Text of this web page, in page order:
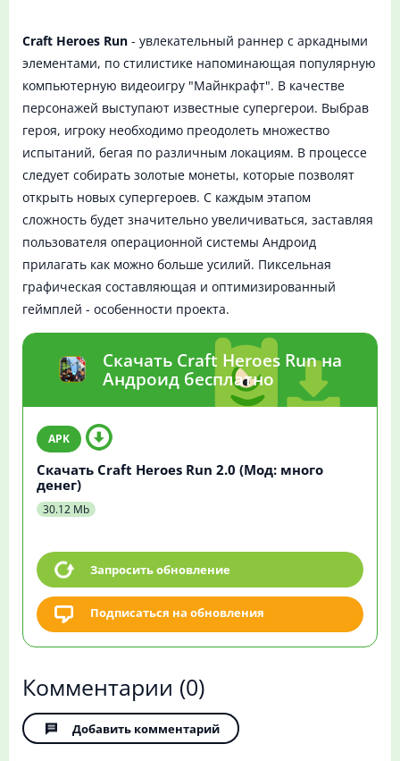
Craft Heroes Run - увлекательный раннер с аркадными
элементами, по стилистике напоминающая популярную
компьютерную видеоигру "Майнкрафт". В качестве
персонажей выступают известные супергерои. Выбрав
героя, игроку необходимо преодолеть множество
испытаний, бегая по различным локациям. В процессе
следует собирать золотые монеты, которые позволят
открыть новых супергероев. С каждым этапом
сложность будет значительно увеличиваться, заставляя
пользователя операционной системы Андроид
прилагать как можно больше усилий. Пиксельная
графическая составляющая и оптимизированный
геймплей - особенности проекта.
Скачать Craft Heroes Run на
Андроид бесплатно
Скачать Craft Heroes Run 2.0 (Мод: много
денег)
30.12 Mb
Запросить обновление
Подписаться на обновления
Комментарии (0)
Добавить комментарий